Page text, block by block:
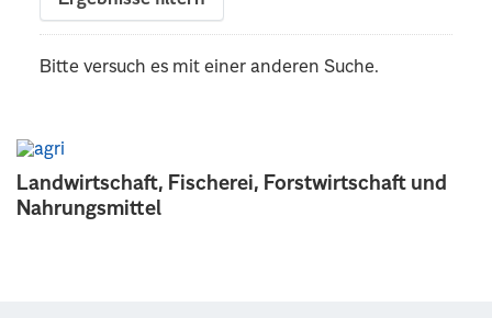
Landwirtschaft, Fischerei, Forstwirtschaft und
Nahrungsmittel
Bitte versuch es mit einer anderen Suche.